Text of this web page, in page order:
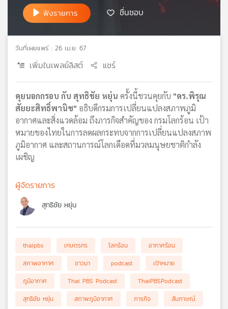
แผนที่
วิทยุ
เครือ
ฟังรายการ ชื่นชอบ
วันที่เผยแพร่ : 26 เม.ย. 67
เพิ่มในเพลย์ลิสต์ แชร์
คุยนอกกรอบ กับ สุทธิชัย หยุ่น ครั้งนี้ชวนคุยกับ "ดร.พิรุณ
สัยยะสิทธิ์พานิช" อธิบดีกรมการเปลี่ยนแปลงสภาพภูมิ
อากาศและสิ่งแวดล้อม ถึงภารกิจสำคัญของ กรมโลกร้อน เป้า
หมายของไทยในการลดผลกระทบจากการเปลี่ยนแปลงสภาพ
ภูมิอากาศ และสถานการณ์โลกเดือดที่มวลมนุษยชาติกำลัง
เผชิญ
ผู้จัดรายการ
สุทธิชัย หยุ่น
thaipbs เกษตรกร โลกร้อน
อากาศร้อน
สภาพอากาศ
ชาวนา podcast
เป้าหมาย
ภูมิอากาศ
Thai PBS Podcast
ThaiPBSPodcast
สุทธิชัย หยุ่น
สภาพภูมิอากาศ ภารกิจ
สัมภาษณ์